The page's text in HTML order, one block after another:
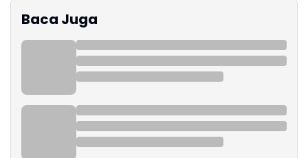
Baca Juga